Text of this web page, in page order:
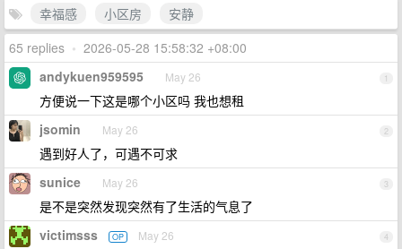
幸福感 小区房
安静
65 replies • 2026-05-28 15:58:32 +08:00
1
andykuen959595 May 26
方便说一下这是哪个小区吗 我也想租
2
jsomin May 26
遇到好人了，可遇不可求
3
sunice May 26
是不是突然发现突然有了生活的气息了
4
victimsss OP May 26